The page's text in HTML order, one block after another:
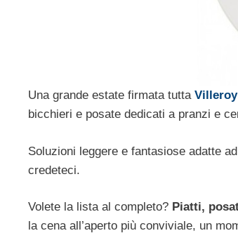
Una grande estate firmata tutta
bicchieri e posate dedicati a pranzi e
Soluzioni leggere e fantasiose adatte
credeteci.
Volete la lista al completo? Piatti,
la cena all’aperto più conviviale, un